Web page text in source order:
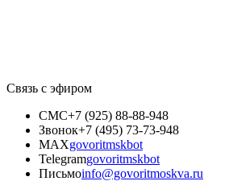
Связь с эфиром
СМС+7 (925) 88-88-948
Звонок+7 (495) 73-73-948
MAXgovoritmskbot
Telegramgovoritmskbot
Письмоinfo@govoritmoskva.ru